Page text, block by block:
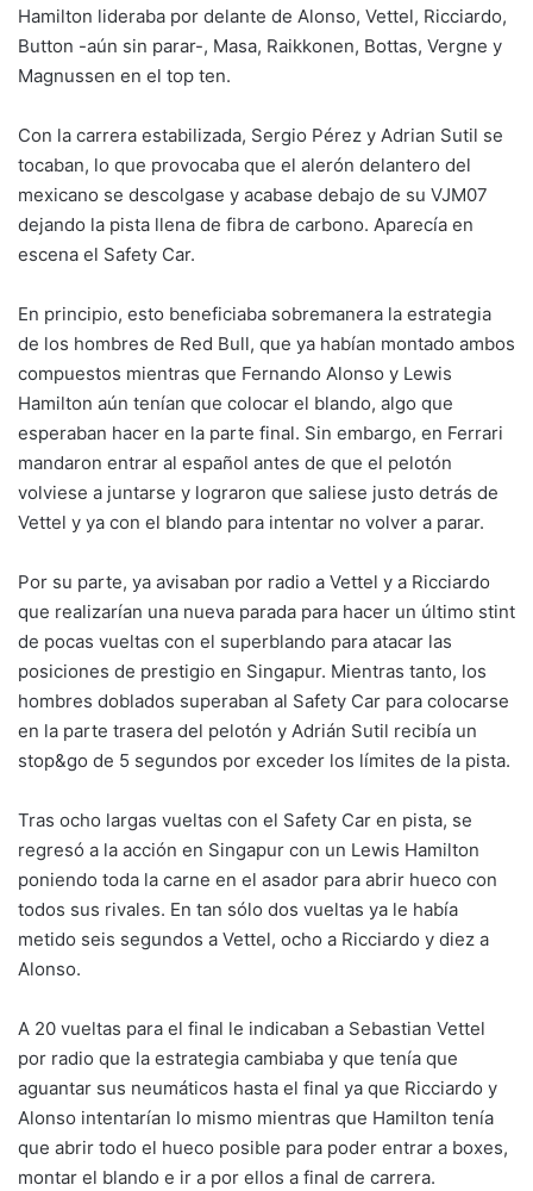
Hamilton lideraba por delante de Alonso, Vettel, Ricciardo,
Button -aún sin parar-, Masa, Raikkonen, Bottas, Vergne y
Magnussen en el top ten.
Con la carrera estabilizada, Sergio Pérez y Adrian Sutil se
tocaban, lo que provocaba que el alerón delantero del
mexicano se descolgase y acabase debajo de su VJM07
dejando la pista llena de fibra de carbono. Aparecía en
escena el Safety Car.
En principio, esto beneficiaba sobremanera la estrategia
de los hombres de Red Bull, que ya habían montado ambos
compuestos mientras que Fernando Alonso y Lewis
Hamilton aún tenían que colocar el blando, algo que
esperaban hacer en la parte final. Sin embargo, en Ferrari
mandaron entrar al español antes de que el pelotón
volviese a juntarse y lograron que saliese justo detrás de
Vettel y ya con el blando para intentar no volver a parar.
Por su parte, ya avisaban por radio a Vettel y a Ricciardo
que realizarían una nueva parada para hacer un último stint
de pocas vueltas con el superblando para atacar las
posiciones de prestigio en Singapur. Mientras tanto, los
hombres doblados superaban al Safety Car para colocarse
en la parte trasera del pelotón y Adrián Sutil recibía un
stop&go de 5 segundos por exceder los límites de la pista.
Tras ocho largas vueltas con el Safety Car en pista, se
regresó a la acción en Singapur con un Lewis Hamilton
poniendo toda la carne en el asador para abrir hueco con
todos sus rivales. En tan sólo dos vueltas ya le había
metido seis segundos a Vettel, ocho a Ricciardo y diez a
Alonso.
A 20 vueltas para el final le indicaban a Sebastian Vettel
por radio que la estrategia cambiaba y que tenía que
aguantar sus neumáticos hasta el final ya que Ricciardo y
Alonso intentarían lo mismo mientras que Hamilton tenía
que abrir todo el hueco posible para poder entrar a boxes,
montar el blando e ir a por ellos a final de carrera.